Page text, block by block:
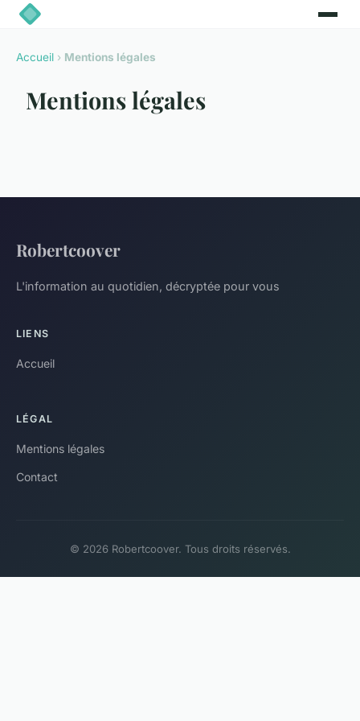
Accueil › Mentions légales
Mentions légales
Robertcoover
L'information au quotidien, décryptée pour vous
LIENS
Accueil
LÉGAL
Mentions légales
Contact
© 2026 Robertcoover. Tous droits réservés.